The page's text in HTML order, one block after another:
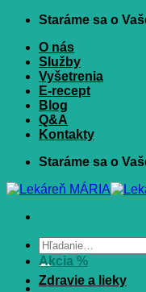
Skip
content
Staráme sa o
O nás
Služby
Vyšetrenia
E-recept
Blog
Q&A
Kontakty
Staráme sa o
Hľadať:
Akcia %
Zdravie a lieky